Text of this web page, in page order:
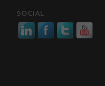
SOCIAL